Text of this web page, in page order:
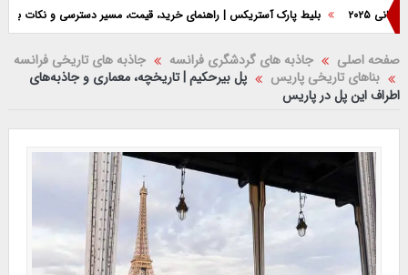
بلیط پارک آستریکس | راهنمای خرید، قیمت، مسیر دسترسی و نکات بازدید
صفحه اصلی جاذبه های گردشگری فرانسه
جاذبه های تاریخی فرانسه
بناهای تاریخی پاریس
پل بیرحکیم | تاریخچه، معماری و جاذبه‌های
اطراف این پل در پاریس